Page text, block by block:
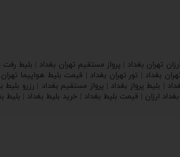
تهران بغداد | پرواز مستقیم تهران بغداد | بلیط
بغداد | تور تهران بغداد | قیمت بلیط هواپیما
| بلیط پرواز بغداد | پرواز مستقیم بغداد | رزرو
ارزان | قیمت بلیط بغداد | خرید بلیط بغداد | بلیط